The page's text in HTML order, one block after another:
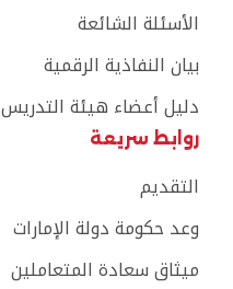
الأسئلة الشائعة
بيان النفاذية الرقمية
دليل أعضاء هيئة التدريس
روابط سريعة
التقديم
وعد حكومة دولة الإمارات
ميثاق سعادة المتعاملين